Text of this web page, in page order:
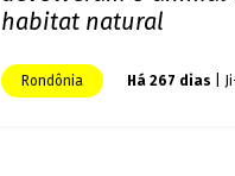
habitat natural
Rondônia Há 267 dias |